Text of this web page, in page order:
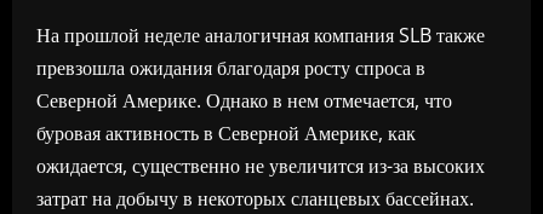
На прошлой неделе аналогичная компания SLB также
превзошла ожидания благодаря росту спроса в
Северной Америке. Однако в нем отмечается, что
буровая активность в Северной Америке, как
ожидается, существенно не увеличится из-за высоких
затрат на добычу в некоторых сланцевых бассейнах.